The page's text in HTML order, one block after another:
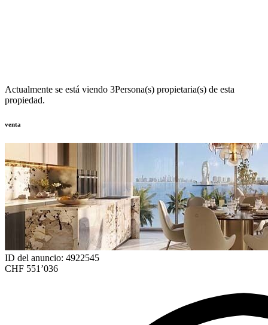
Actualmente se está viendo 3Persona(s) propietaria(s) de esta
propiedad.
venta
ID del anuncio: 4922545
CHF 551’036